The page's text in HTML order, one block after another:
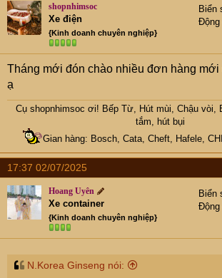
shopnhimsoc
Xe điện
{Kinh doanh chuyên nghiệp}
Biển
Tháng mới đón chào nhiều đơn hàng mới
ạ
Cụ shopnhimsoc ơi! Bếp Từ, Hút mùi, Chậu vòi,
tắm, hút bụi
Gian hàng: Bosch, Cata, Cheft, Hafele,
17:37 02/07/2025
Hoang Uyên
Xe container
{Kinh doanh chuyên nghiệp}
Biển
N.Korea Ginseng nói: